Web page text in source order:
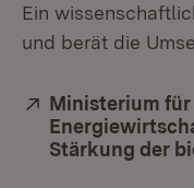
Ein
und berät die
Extern:
Ministerium
Stärkung der